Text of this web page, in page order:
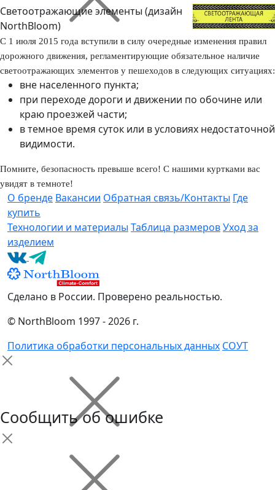
Светоотражающие элементы (дизайн
NorthBloom)
С 1 июля 2015 года вступили в силу очередные изменения правил
дорожного движения, регламентирующие обязательное наличие
светоотражающих элементов у пешеходов в следующих ситуациях:
вне населенного пункта;
при переходе дороги и движении по обочине или
краю проезжей части;
в темное время суток или в условиях недостаточной
видимости.
Помните, безопасность превыше всего! С нашими куртками вас
увидят в темноте!
О бренде Вакансии Обратная связь/Контакты Где
купить
Технологии и материалы Таблица размеровУход за
изделием
Сделано в России. Проверено реальностью.
© NorthBloom 1997 - 2026 г.
Политика обработки персональных данных СОУТ
Сообщить об ошибке